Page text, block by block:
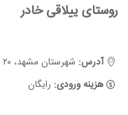
روستای ییلاقی خادر
آدرس: شهرستان مشهد، ۲۰ کیلومتری دهستان شاندیز، روستای خادر
هزینه ورودی: رایگان